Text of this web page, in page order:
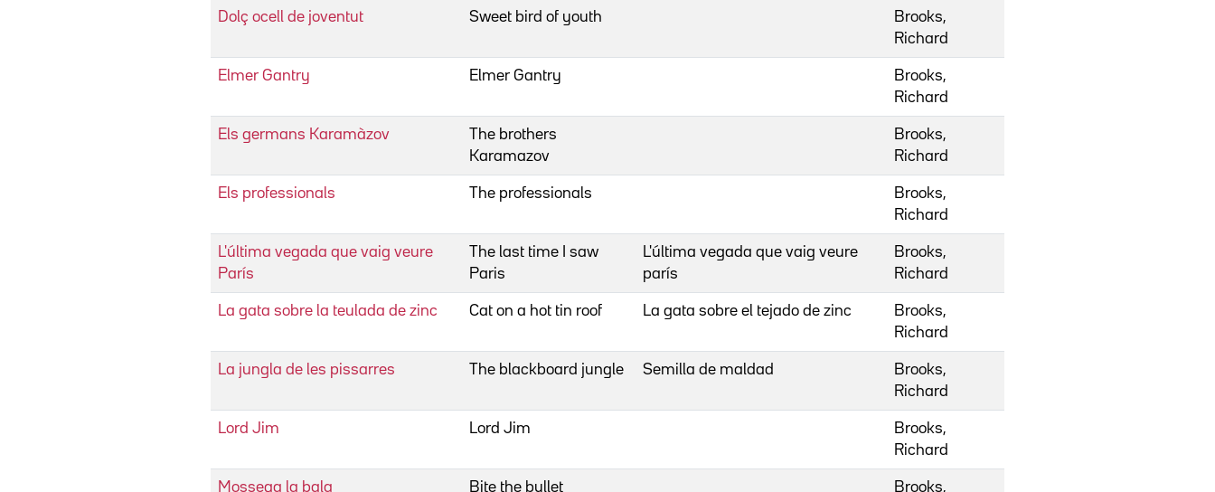
Dolç ocell de joventut Sweet bird of youth
Brooks,
Richard
Elmer Gantry Elmer Gantry
Brooks,
Richard
Els germans Karamàzov
The brothers
Karamazov
Brooks,
Richard
Els professionals The professionals
Brooks,
Richard
L'última vegada que vaig veure
París
The last time I saw
Paris
L'última vegada que vaig veure
parís
Brooks,
Richard
La gata sobre la teulada de zinc Cat on a hot tin roof La gata sobre el tejado de zinc
Brooks,
Richard
La jungla de les pissarres The blackboard jungle Semilla de maldad
Brooks,
Richard
Lord Jim Lord Jim
Brooks,
Richard
Mossega la bala Bite the bullet Brooks,